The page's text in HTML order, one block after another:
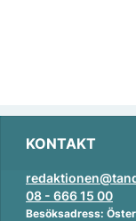
KONTAKT
08 - 666 15 00
Besöksadress: